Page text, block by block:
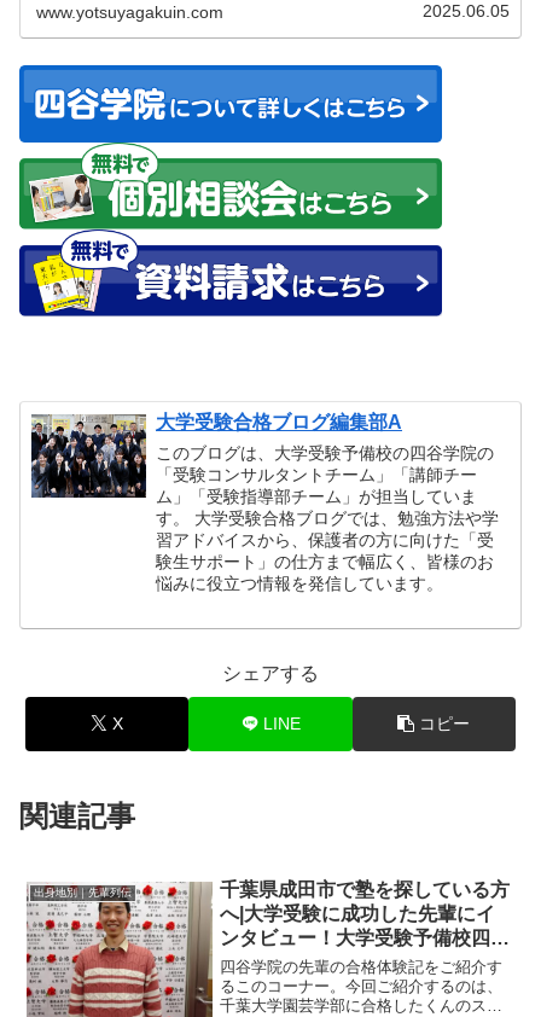
www.yotsuyagakuin.com 2025.06.05
大学受験合格ブログ編集部A
このブログは、大学受験予備校の四谷学院の
「受験コンサルタントチーム」「講師チー
ム」「受験指導部チーム」が担当していま
す。 大学受験合格ブログでは、勉強方法や学
習アドバイスから、保護者の方に向けた「受
験生サポート」の仕方まで幅広く、皆様のお
悩みに役立つ情報を発信しています。
シェアする
X LINE コピー
関連記事
出身地別｜先輩列伝
千葉県成田市で塾を探している方
へ|大学受験に成功した先輩にイ
ンタビュー！大学受験予備校四谷
学院
四谷学院の先輩の合格体験記をご紹介す
るこのコーナー。今回ご紹介するのは、
千葉大学園芸学部に合格したくんのスト